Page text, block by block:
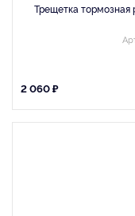
Трещетка тормозная
2 060 ₽